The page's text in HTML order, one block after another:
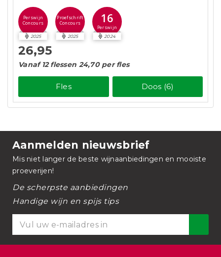
Perswijn
Concours
2025
Proefschrift
Concours
2025
16
Perswijn
2024
26,95
Vanaf 12 flessen 24,70 per fles
Fles Doos (6)
Aanmelden nieuwsbrief
Mis niet langer de beste wijnaanbiedingen en mooiste
proeverijen!
De scherpste aanbiedingen
Handige wijn en spijs tips